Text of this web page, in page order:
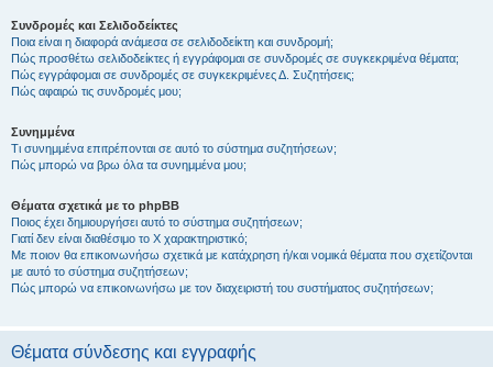
Συνδρομές και Σελιδοδείκτες
Ποια είναι η διαφορά ανάμεσα σε σελιδοδείκτη και συνδρομή;
Πώς προσθέτω σελιδοδείκτες ή εγγράφομαι σε συνδρομές σε συγκεκριμένα θέματα;
Πώς εγγράφομαι σε συνδρομές σε συγκεκριμένες Δ. Συζητήσεις;
Πώς αφαιρώ τις συνδρομές μου;
Συνημμένα
Τι συνημμένα επιτρέπονται σε αυτό το σύστημα συζητήσεων;
Πώς μπορώ να βρω όλα τα συνημμένα μου;
Θέματα σχετικά με το phpBB
Ποιος έχει δημιουργήσει αυτό το σύστημα συζητήσεων;
Γιατί δεν είναι διαθέσιμο το Χ χαρακτηριστικό;
Με ποιον θα επικοινωνήσω σχετικά με κατάχρηση ή/και νομικά θέματα που σχετίζονται
με αυτό το σύστημα συζητήσεων;
Πώς μπορώ να επικοινωνήσω με τον διαχειριστή του συστήματος συζητήσεων;
Θέματα σύνδεσης και εγγραφής